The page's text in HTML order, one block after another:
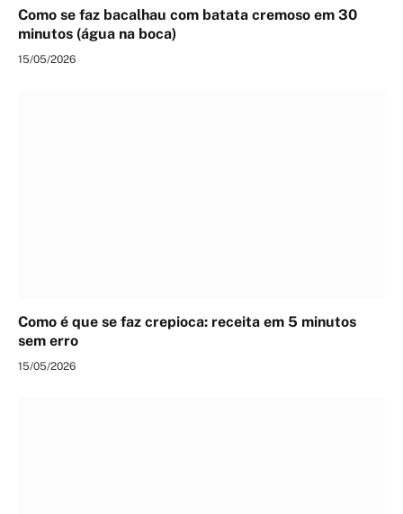
Como se faz bacalhau com batata cremoso em 30
minutos (água na boca)
15/05/2026
Como é que se faz crepioca: receita em 5 minutos
sem erro
15/05/2026